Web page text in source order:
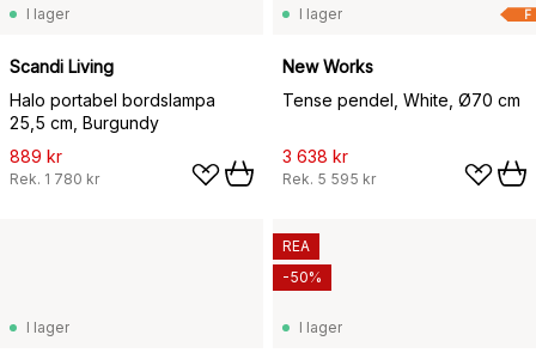
I lager
Scandi Living
Halo portabel bordslampa
25,5 cm, Burgundy
889 kr
Rek. 1 780 kr
F
I lager
New Works
Tense pendel, White, Ø70 cm
3 638 kr
Rek. 5 595 kr
I lager I lager
REA
-50%